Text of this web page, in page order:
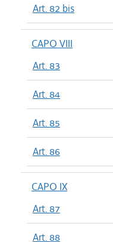
Art. 82 bis
CAPO VIII
Art. 83
Art. 84
Art. 85
Art. 86
CAPO IX
Art. 87
Art. 88